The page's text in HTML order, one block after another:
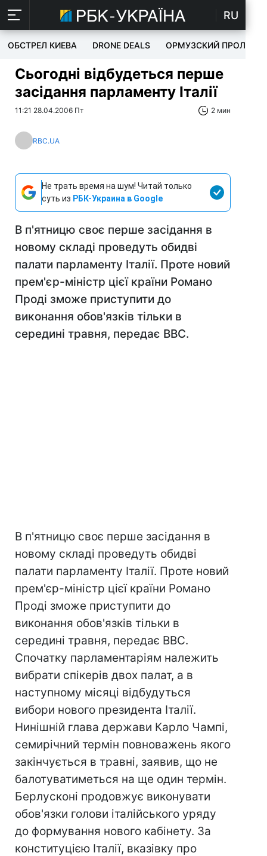
RU
ОБСТРЕЛ КИЕВА DRONE DEALS ОРМУЗСКИЙ ПРОЛИВ
Сьогодні відбудеться перше
засідання парламенту Італії
11:21 28.04.2006 Пт 2 мин
RBC.UA
Не трать время на шум! Читай только
суть из РБК-Украина в Google
В п'ятницю своє перше засідання в
новому складі проведуть обидві
палати парламенту Італії. Проте новий
прем'єр-міністр цієї країни Романо
Проді зможе приступити до
виконання обов'язків тільки в
середині травня, передає ВВС.
В п'ятницю своє перше засідання в
новому складі проведуть обидві
палати парламенту Італії. Проте новий
прем'єр-міністр цієї країни Романо
Проді зможе приступити до
виконання обов'язків тільки в
середині травня, передає ВВС.
Спочатку парламентаріям належить
вибрати спікерів двох палат, а в
наступному місяці відбудуться
вибори нового президента Італії.
Нинішній глава держави Карло Чампі,
семирічний термін повноважень якого
закінчується в травні, заявив, що не
балотуватиметься на ще один термін.
Берлусконі продовжує виконувати
обов'язки голови італійського уряду
до формування нового кабінету. За
конституцією Італії, вказівку про